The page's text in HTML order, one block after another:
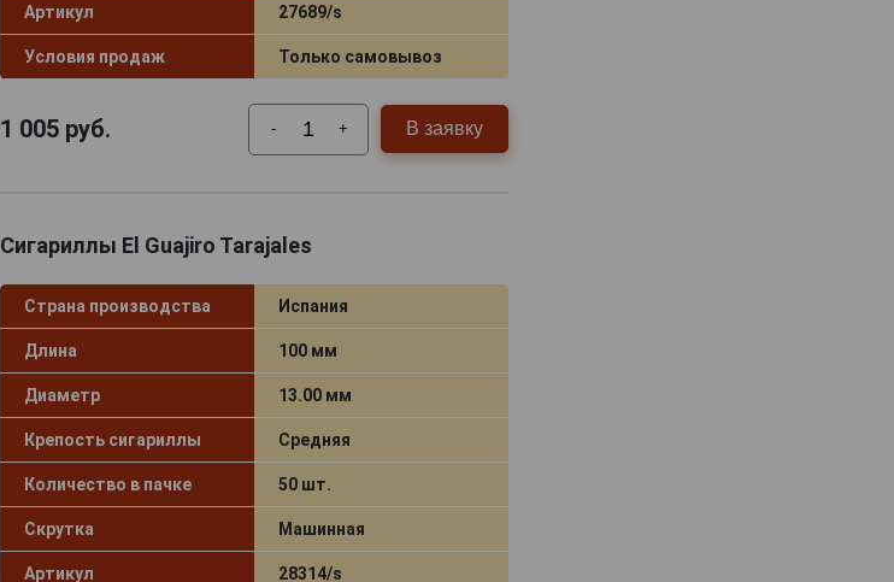
Артикул 27689/s
Условия продаж Только самовывоз
1 005руб. - + В заявку
Сигариллы El Guajiro Tarajales
Страна производства Испания
Длина 100 мм
Диаметр 13.00 мм
Крепость сигариллы Средняя
Количество в пачке 50 шт.
Скрутка Машинная
Артикул 28314/s